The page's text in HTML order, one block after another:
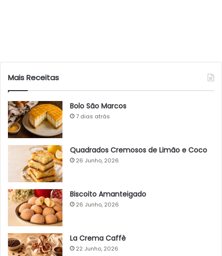
Mais Receitas
Bolo São Marcos
7 dias atrás
Quadrados Cremosos de Limão e Coco
26 Junho, 2026
Biscoito Amanteigado
26 Junho, 2026
La Crema Caffè
22 Junho, 2026